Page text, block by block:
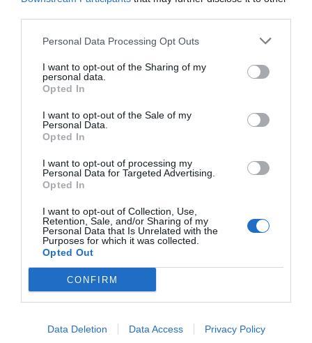
Personal Data Processing Opt Outs
I want to opt-out of the Sharing of my
personal data.
Opted In
I want to opt-out of the Sale of my
Personal Data.
Opted In
I want to opt-out of processing my
Personal Data for Targeted Advertising.
Opted In
I want to opt-out of Collection, Use,
Retention, Sale, and/or Sharing of my
Personal Data that Is Unrelated with the
Purposes for which it was collected.
Opted Out
CONFIRM
Data Deletion Data Access Privacy Policy
Hacienda por 700.000 euros... suma y
Eulogio López
El IBEX 35 cerró la sesión del
miércoles en los 20.057 puntos,
un nuevo récord
Eulogio López
Ceuta. Nuestra Señora de África:
convertir al musulmán
Eulogio López
Argumentos